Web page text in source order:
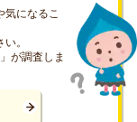
気になるこ
。
が調査しま